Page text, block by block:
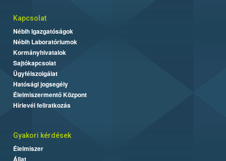
Kapcsolat
Nébih Igazgatóságok
Nébih Laboratóriumok
Kormányhivatalok
Sajtókapcsolat
Ügyfélszolgálat
Hatósági jogsegély
Élelmiszermentő Központ
Hírlevél feliratkozás
Gyakori kérdések
Élelmiszer
Állat